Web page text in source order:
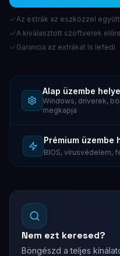
Az extrák az eszközzel
A kiválasztott szoftverek
Garancia az extrákat is lefedi
Alap üzembe
Windows, driverek,
megkapja
Prémium üzembe
BIOS, vírusvédelem,
Nem ezt keresed?
Böngészd a teljes